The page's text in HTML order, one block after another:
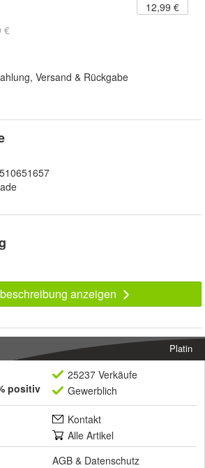
12,99 €
€
Versand & Rückgabe
anzeigen
Platin
positiv
25237 Verkäufe
Gewerblich
Kontakt
Alle Artikel
AGB & Datenschutz